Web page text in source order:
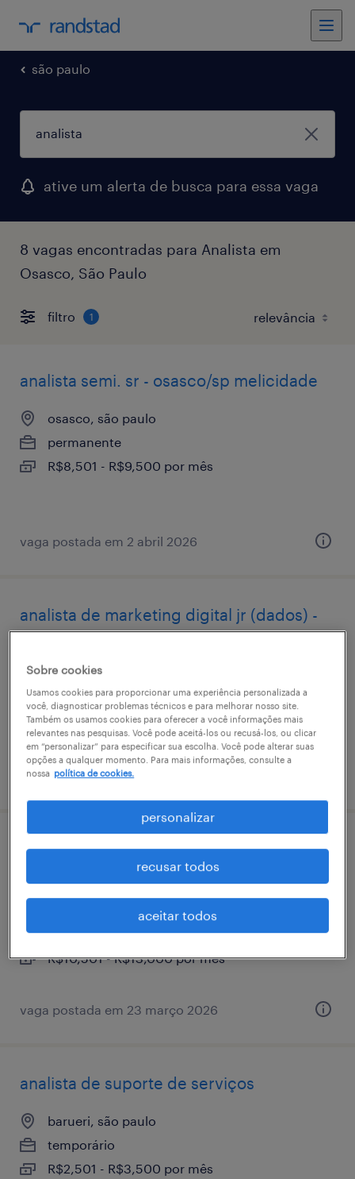
são paulo
ative um alerta de busca para essa vaga
8 vagas encontradas para Analista em
Osasco, São Paulo
filtro 1
analista semi. sr - osasco/sp melicidade
osasco, são paulo
permanente
R$8,501 - R$9,500 por mês
vaga postada em 2 abril 2026
analista de marketing digital jr (dados) -
osasco/sp
osasco, são paulo
temporário
R$4,501 - R$5,500 por mês
vaga postada em 11 março 2026
analista de aquisição de talentos sênior -
osasco/sp e contagem/mg
osasco, são paulo
permanente
R$10,501 - R$13,000 por mês
vaga postada em 23 março 2026
analista de suporte de serviços
barueri, são paulo
temporário
R$2,501 - R$3,500 por mês
Sobre cookies
Usamos cookies para proporcionar uma experiência personalizada a
você, diagnosticar problemas técnicos e para melhorar nosso site.
Também os usamos cookies para oferecer a você informações mais
relevantes nas pesquisas. Você pode aceitá-los ou recusá-los, ou clicar
em “personalizar” para especificar sua escolha. Você pode alterar suas
opções a qualquer momento. Para mais informações, consulte a
nossa política de cookies.
personalizar
recusar todos
aceitar todos